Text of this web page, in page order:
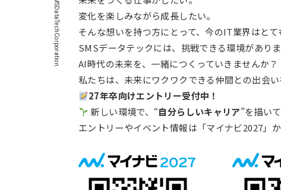
©SMSDataTechCorporation.
変化を楽しみながら成長したい。
そんな想いを持つ方にとって、今のIT業界はとて
SMSデータテックには、挑戦できる環境がありま
AI時代の未来を、一緒につくっていきませんか？
私たちは、未来にワクワクできる仲間との出会い
27年卒向けエントリー受付中！
新しい環境で、“自分らしいキャリア”を描い
エントリーやイベント情報は「マイナビ2027」